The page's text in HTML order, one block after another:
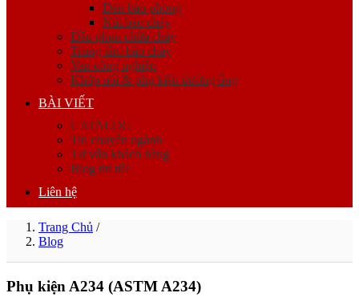
Đèn báo phòng
Nút báo cháy
Đầu phun chữa cháy
Trung tâm báo cháy
Van công nghiệp
Khớp nối & phụ kiện đường ống
BÀI VIẾT
CATALOG
Tin chuyên ngành
Tư vấn khách hàng
Blog tin tức
Liên hệ
Trang Chủ /
Blog
Phụ kiện A234 (ASTM A234)